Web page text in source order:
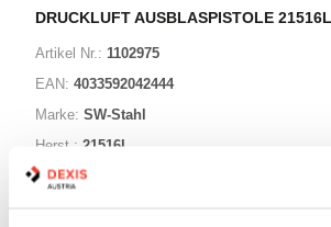
DRUCKLUFT AUSBLASPISTOLE
Artikel Nr.: 1102975
EAN: 4033592042444
Marke: SW-Stahl
Herst.: 21516L
Bezeichnung: